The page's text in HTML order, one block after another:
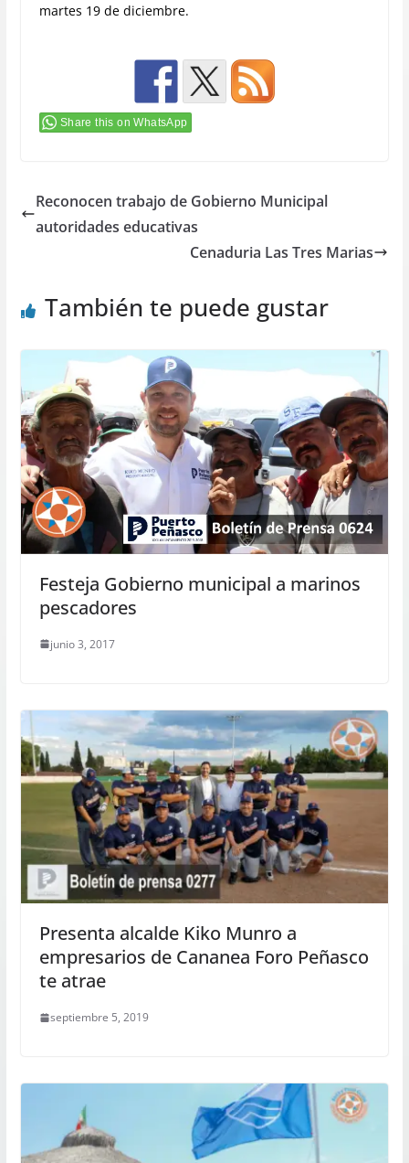
martes 19 de diciembre.
Share this on WhatsApp
Reconocen trabajo de Gobierno Municipal
autoridades educativas
Cenaduria Las Tres Marias
También te puede gustar
Festeja Gobierno municipal a marinos
pescadores
junio 3, 2017
Presenta alcalde Kiko Munro a
empresarios de Cananea Foro Peñasco
te atrae
septiembre 5, 2019